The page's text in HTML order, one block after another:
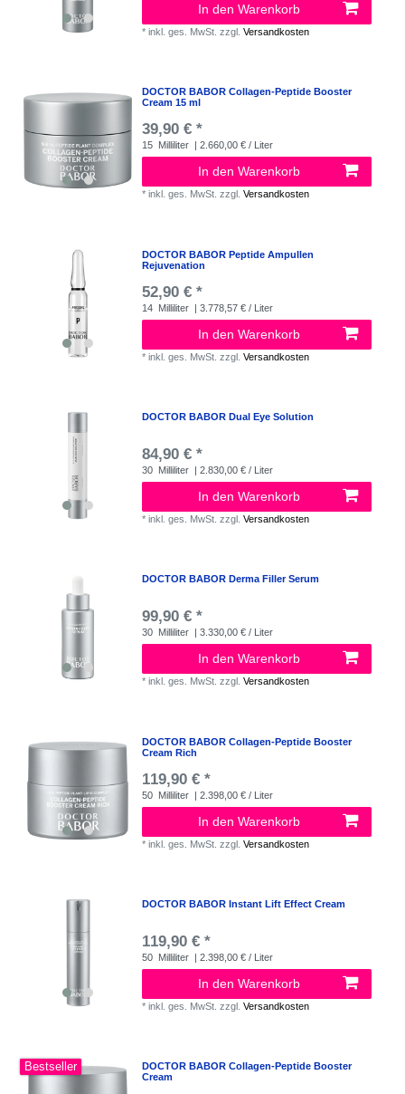
In den Warenkorb
*inkl. ges. MwSt. zzgl.Versandkosten
DOCTOR BABOR Collagen-Peptide Booster
Cream 15 ml
39,90 € *
15 Milliliter | 2.660,00 € / Liter
In den Warenkorb
*inkl. ges. MwSt. zzgl.Versandkosten
DOCTOR BABOR Peptide Ampullen
Rejuvenation
52,90 € *
14 Milliliter | 3.778,57 € / Liter
In den Warenkorb
*inkl. ges. MwSt. zzgl.Versandkosten
DOCTOR BABOR Dual Eye Solution
84,90 € *
30 Milliliter | 2.830,00 € / Liter
In den Warenkorb
*inkl. ges. MwSt. zzgl.Versandkosten
DOCTOR BABOR Derma Filler Serum
99,90 € *
30 Milliliter | 3.330,00 € / Liter
In den Warenkorb
*inkl. ges. MwSt. zzgl.Versandkosten
DOCTOR BABOR Collagen-Peptide Booster
Cream Rich
119,90 € *
50 Milliliter | 2.398,00 € / Liter
In den Warenkorb
*inkl. ges. MwSt. zzgl.Versandkosten
DOCTOR BABOR Instant Lift Effect Cream
119,90 € *
50 Milliliter | 2.398,00 € / Liter
In den Warenkorb
*inkl. ges. MwSt. zzgl.Versandkosten
Bestseller
DOCTOR BABOR Collagen-Peptide Booster
Cream